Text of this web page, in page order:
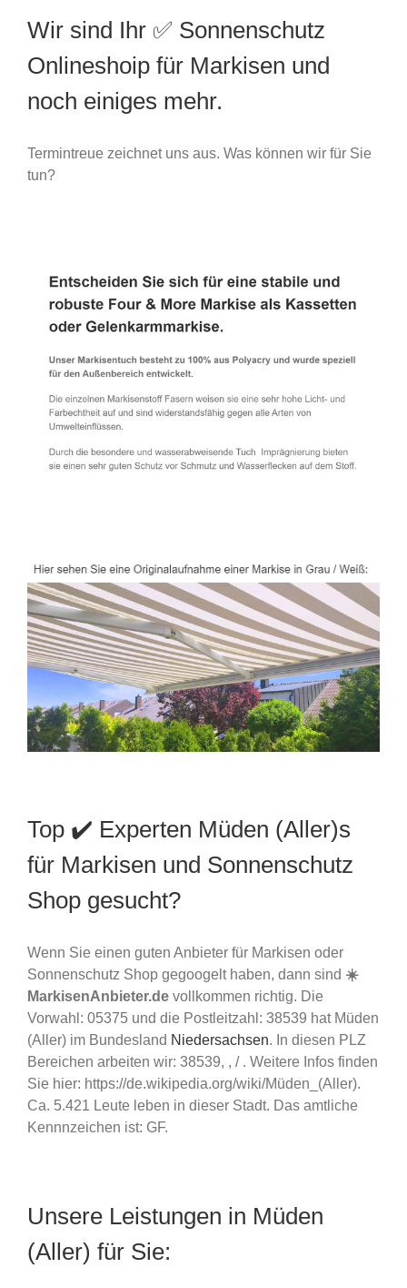
Wir sind Ihr ✅ Sonnenschutz
Onlineshoip für Markisen und
noch einiges mehr.
Termintreue zeichnet uns aus. Was können wir für Sie
tun?
Top ✔️ Experten Müden (Aller)s
für Markisen und Sonnenschutz
Shop gesucht?
Wenn Sie einen guten Anbieter für Markisen oder
Sonnenschutz Shop gegoogelt haben, dann sind ☀️
MarkisenAnbieter.de vollkommen richtig. Die
Vorwahl: 05375 und die Postleitzahl: 38539 hat Müden
(Aller) im Bundesland Niedersachsen. In diesen PLZ
Bereichen arbeiten wir: 38539, , / . Weitere Infos finden
Sie hier: https://de.wikipedia.org/wiki/Müden_(Aller).
Ca. 5.421 Leute leben in dieser Stadt. Das amtliche
Kennnzeichen ist: GF.
Unsere Leistungen in Müden
(Aller) für Sie: